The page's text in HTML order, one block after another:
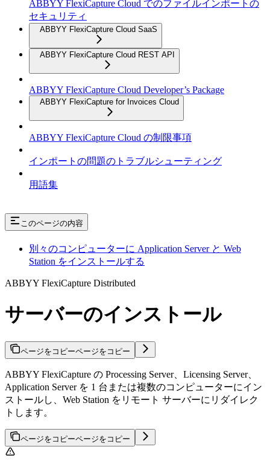
ABBYY FlexiCapture Cloud でのファイルインポートの
セキュリティ
ABBYY FlexiCapture Cloud SaaS
ABBYY FlexiCapture Cloud REST API
ABBYY FlexiCapture Cloud Developer’s Package
ABBYY FlexiCapture for Invoices Cloud
ABBYY FlexiCapture Cloud の制限事項
インポートの問題のトラブルシューティング
用語集
このページの内容
別々のコンピューターに Application Server と Web
Station をインストールする
ABBYY FlexiCapture Distributed
サーバーのインストール
ページをコピーページをコピー
ABBYY FlexiCapture の Processing Server、Licensing Server、
Application Server を 1 台または複数のコンピューターにイン
ストールし、Web Station をリモート サーバーにリダイレク
トします。
ページをコピーページをコピー